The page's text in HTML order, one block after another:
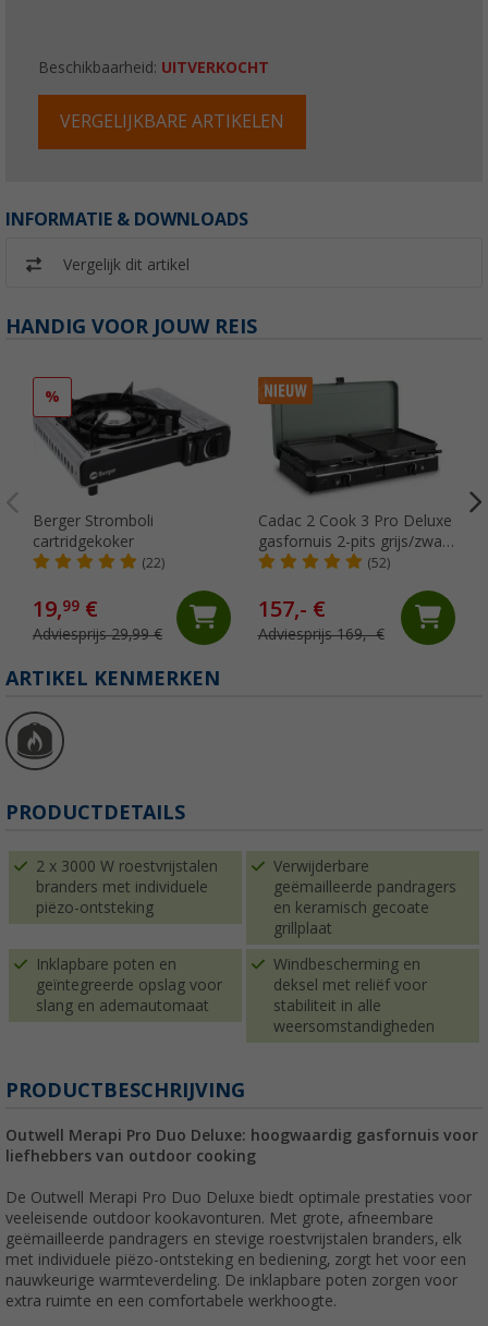
Beschikbaarheid: UITVERKOCHT
VERGELIJKBARE ARTIKELEN
INFORMATIE & DOWNLOADS
Vergelijk dit artikel
HANDIG VOOR JOUW REIS
%
Berger Stromboli
cartridgekoker
(22)
19,99 €
Adviesprijs 29,99 €
Cadac 2 Cook 3 Pro Deluxe
gasfornuis 2-pits grijs/zwart
30 mbar
(52)
157,- €
Adviesprijs 169,- €
ARTIKEL KENMERKEN
PRODUCTDETAILS
2 x 3000 W roestvrijstalen
branders met individuele
piëzo-ontsteking
Verwijderbare
geëmailleerde pandragers
en keramisch gecoate
grillplaat
Inklapbare poten en
geïntegreerde opslag voor
slang en ademautomaat
Windbescherming en
deksel met reliëf voor
stabiliteit in alle
weersomstandigheden
PRODUCTBESCHRIJVING
Outwell Merapi Pro Duo Deluxe: hoogwaardig gasfornuis voor
liefhebbers van outdoor cooking
De Outwell Merapi Pro Duo Deluxe biedt optimale prestaties voor
veeleisende outdoor kookavonturen. Met grote, afneembare
geëmailleerde pandragers en stevige roestvrijstalen branders, elk
met individuele piëzo-ontsteking en bediening, zorgt het voor een
nauwkeurige warmteverdeling. De inklapbare poten zorgen voor
extra ruimte en een comfortabele werkhoogte.